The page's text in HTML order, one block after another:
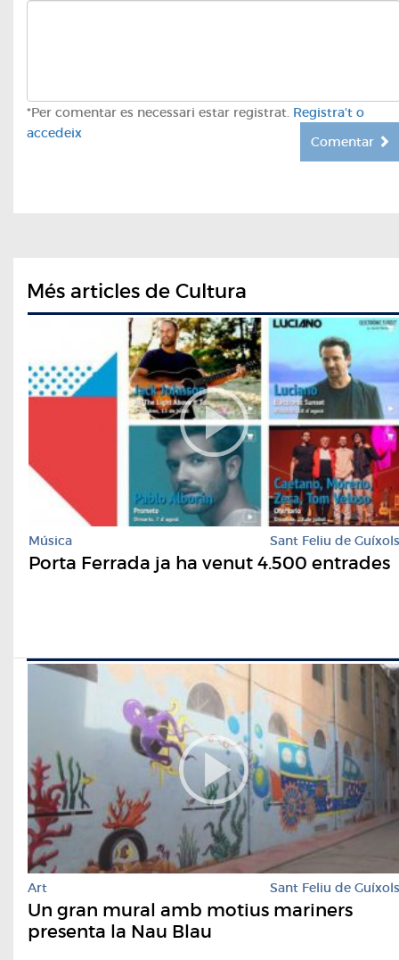
*Per comentar es necessari estar registrat. Registra't o
accedeix
Comentar
Més articles de Cultura
Música Sant Feliu de Guíxols
Porta Ferrada ja ha venut 4.500 entrades
Art Sant Feliu de Guíxols
Un gran mural amb motius mariners
presenta la Nau Blau